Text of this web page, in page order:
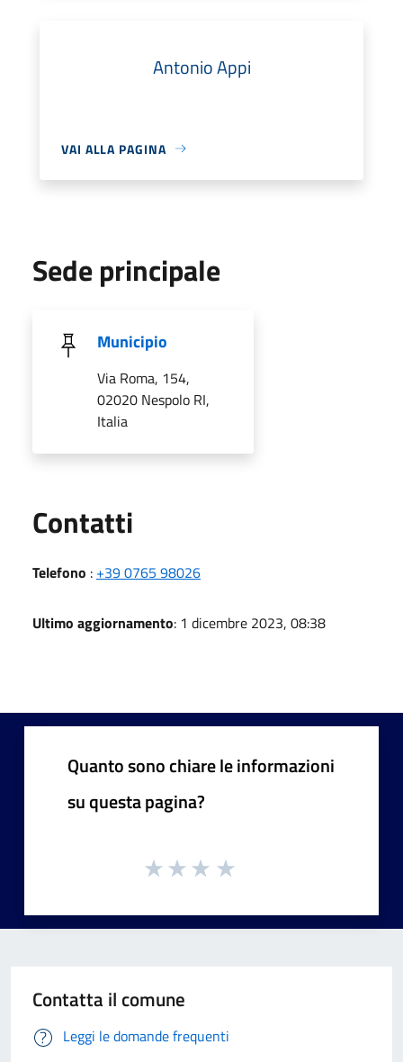
Antonio Appi
VAI ALLA PAGINA
Sede principale
Municipio
Via Roma, 154,
02020 Nespolo RI,
Italia
Contatti
Telefono : +39 0765 98026
Ultimo aggiornamento: 1 dicembre 2023, 08:38
Quanto sono chiare le informazioni
su questa pagina?
Contatta il comune
Leggi le domande frequenti